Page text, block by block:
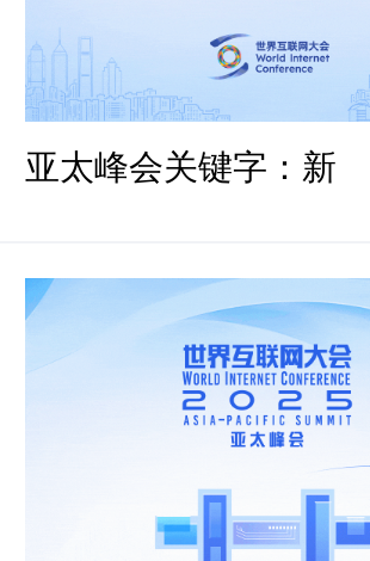
亚太峰会关键字：新